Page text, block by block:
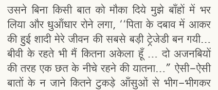
उसने बिना किसी बात को मौका दिये मुझे बाँहों में भर
लिया और धुआँधार रोने लगा, ‘‘पिता के दबाव में आकर
की हुई शादी मेरे जीवन की सबसे बड़ी ट्रेजेडी बन गयी…
बीवी के रहते भी मैं कितना अकेला हूँ … दो अजनबियों
की तरह एक छत के नीचे रहने की यातना…” ऐसी-ऐसी
बातों के न जाने कितने टुकड़े आँसुओं से भीग-भीगकर